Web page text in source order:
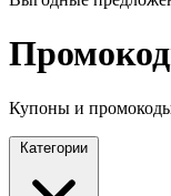
Купоны и
Категории